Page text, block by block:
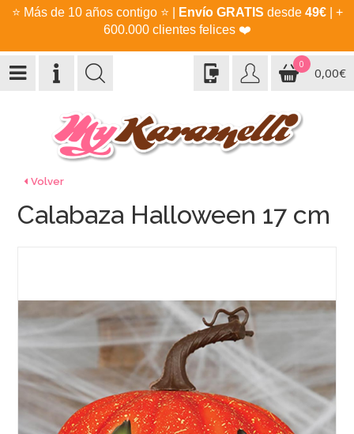
⭐ Más de 10 años contigo ⭐ Envío GRATIS desde 49€| +
600.000 clientes felices ❤️
0
0,00€
Volver
Calabaza Halloween 17 cm